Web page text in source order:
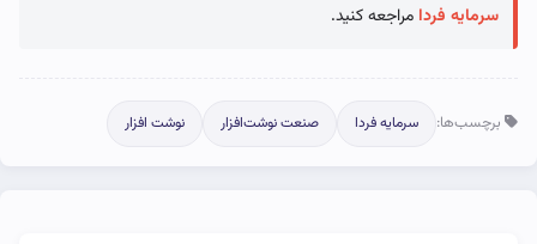
سرمایه فردا مراجعه کنید.
برچسب‌ها: سرمایه فردا صنعت نوشت‌افزار نوشت افزار